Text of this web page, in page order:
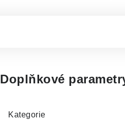
Doplňkové
Kategorie